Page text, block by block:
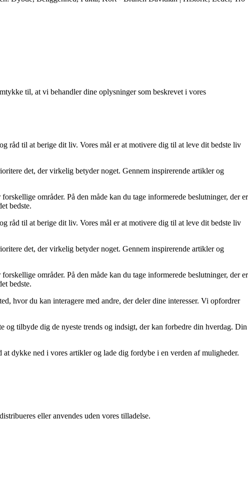
til, at vi behandler dine oplysninger som beskrevet i vores
råd til at berige dit liv. Vores mål er at motivere dig til at leve dit bedste liv
det, der virkelig betyder noget. Gennem inspirerende artikler og
områder. På den måde kan du tage informerede beslutninger, der er
bedste.
råd til at berige dit liv. Vores mål er at motivere dig til at leve dit bedste liv
det, der virkelig betyder noget. Gennem inspirerende artikler og
områder. På den måde kan du tage informerede beslutninger, der er
bedste.
hvor du kan interagere med andre, der deler dine interesser. Vi opfordrer
tilbyde dig de nyeste trends og indsigt, der kan forbedre din hverdag. Din
dykke ned i vores artikler og lade dig fordybe i en verden af muligheder.
eller anvendes uden vores tilladelse.